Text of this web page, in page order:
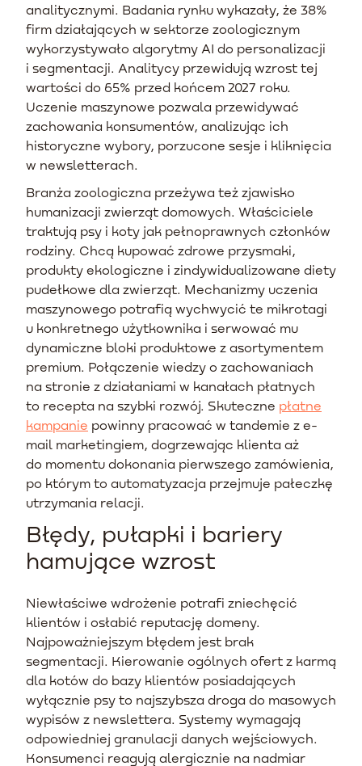
analitycznymi. Badania rynku wykazały, że 38%
firm działających w sektorze zoologicznym
wykorzystywało algorytmy AI do personalizacji
i segmentacji. Analitycy przewidują wzrost tej
wartości do 65% przed końcem 2027 roku.
Uczenie maszynowe pozwala przewidywać
zachowania konsumentów, analizując ich
historyczne wybory, porzucone sesje i kliknięcia
w newsletterach.
Branża zoologiczna przeżywa też zjawisko
humanizacji zwierząt domowych. Właściciele
traktują psy i koty jak pełnoprawnych członków
rodziny. Chcą kupować zdrowe przysmaki,
produkty ekologiczne i zindywidualizowane diety
pudełkowe dla zwierząt. Mechanizmy uczenia
maszynowego potrafią wychwycić te mikrotagi
u konkretnego użytkownika i serwować mu
dynamiczne bloki produktowe z asortymentem
premium. Połączenie wiedzy o zachowaniach
na stronie z działaniami w kanałach płatnych
to recepta na szybki rozwój. Skuteczne płatne
kampanie powinny pracować w tandemie z e-
mail marketingiem, dogrzewając klienta aż
do momentu dokonania pierwszego zamówienia,
po którym to automatyzacja przejmuje pałeczkę
utrzymania relacji.
Błędy, pułapki i bariery
hamujące wzrost
Niewłaściwe wdrożenie potrafi zniechęcić
klientów i osłabić reputację domeny.
Najpoważniejszym błędem jest brak
segmentacji. Kierowanie ogólnych ofert z karmą
dla kotów do bazy klientów posiadających
wyłącznie psy to najszybsza droga do masowych
wypisów z newslettera. Systemy wymagają
odpowiedniej granulacji danych wejściowych.
Konsumenci reagują alergicznie na nadmiar